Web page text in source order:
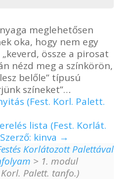
meglehetősen
oka, hogy nem egy
össze a pirosat
nézd meg a színkörön,
belőle” típusú
színeket”…
(Fest. Korl. Palett.
lista (Fest. Korlát.
kinva
Korlátozott Palettával
> 1. modul
Korl. Palett. tanfo.)